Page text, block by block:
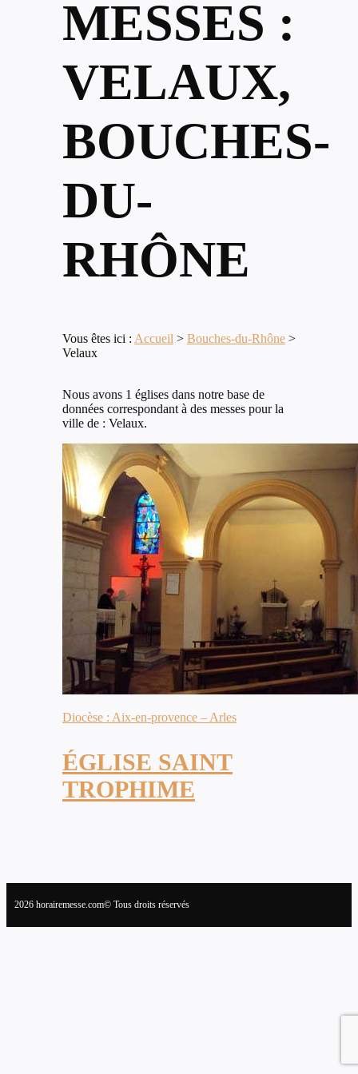
MESSES :
VELAUX,
BOUCHES-
DU-
RHÔNE
Vous êtes ici : Accueil > Bouches-du-Rhône >
Velaux
Nous avons 1 églises dans notre base de
données correspondant à des messes pour la
ville de : Velaux.
Diocèse : Aix-en-provence – Arles
ÉGLISE SAINT
TROPHIME
2026 horairemesse.com© Tous droits réservés